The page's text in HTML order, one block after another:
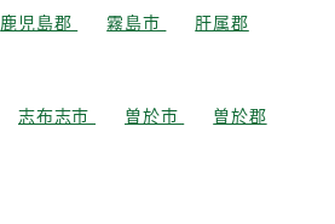
鹿児島郡 霧島市 肝属郡
志布志市 曽於市 曽於郡